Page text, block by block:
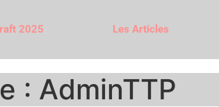
2025 Les Articles
: AdminTTP